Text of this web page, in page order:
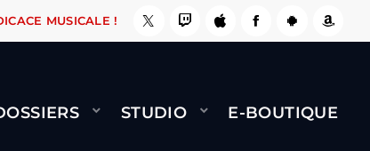
LE FAIT ! NAMI BERNARD MINET - FLY
MUSICALE !
STUDIO E-BOUTIQUE